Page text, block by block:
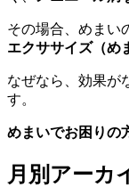
その場合、めまい
エクササイズ（め
なぜなら、効果が
す。
めまいでお困りの
月別アーカ